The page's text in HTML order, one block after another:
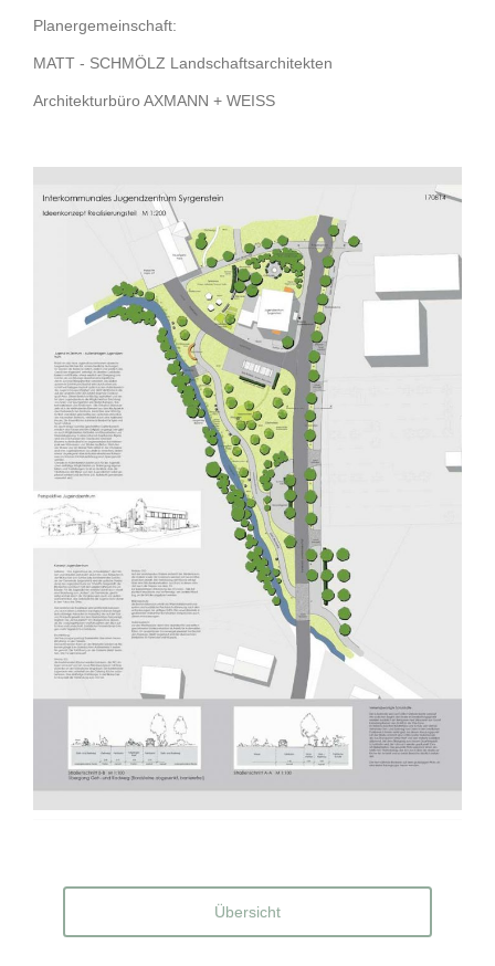
Planergemeinschaft:
MATT - SCHMÖLZ Landschaftsarchitekten
Architekturbüro AXMANN + WEISS
Übersicht